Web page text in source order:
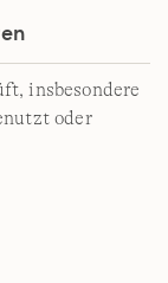
insbesondere
oder